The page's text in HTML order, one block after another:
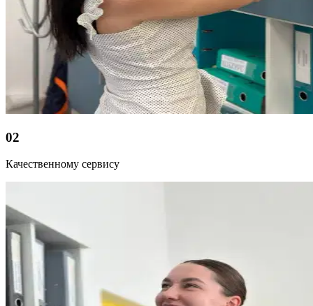
02
Качественному сервису